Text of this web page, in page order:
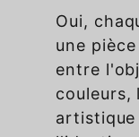
Oui,
une
entre
artistique